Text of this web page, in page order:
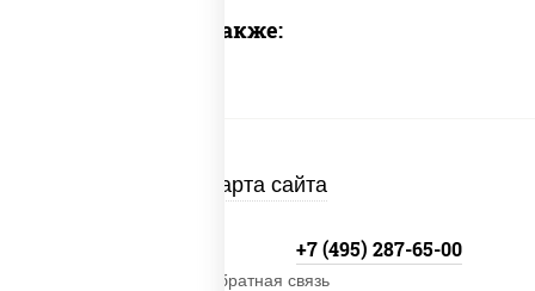
Предлагаем также:
Карта сайта
+7 (495) 287-65-00
Обратная связь